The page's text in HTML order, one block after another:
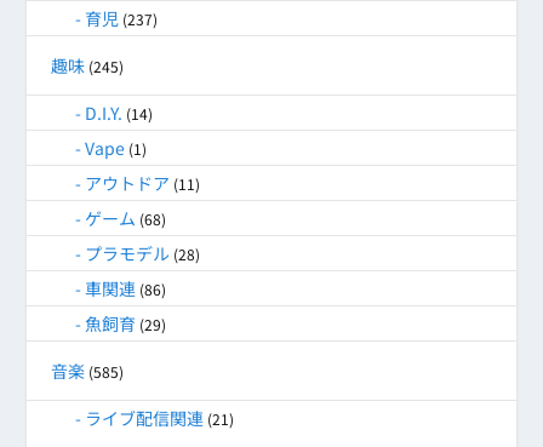
育児 (237)
趣味 (245)
D.I.Y. (14)
Vape (1)
アウトドア (11)
ゲーム (68)
プラモデル (28)
車関連 (86)
魚飼育 (29)
音楽 (585)
ライブ配信関連 (21)